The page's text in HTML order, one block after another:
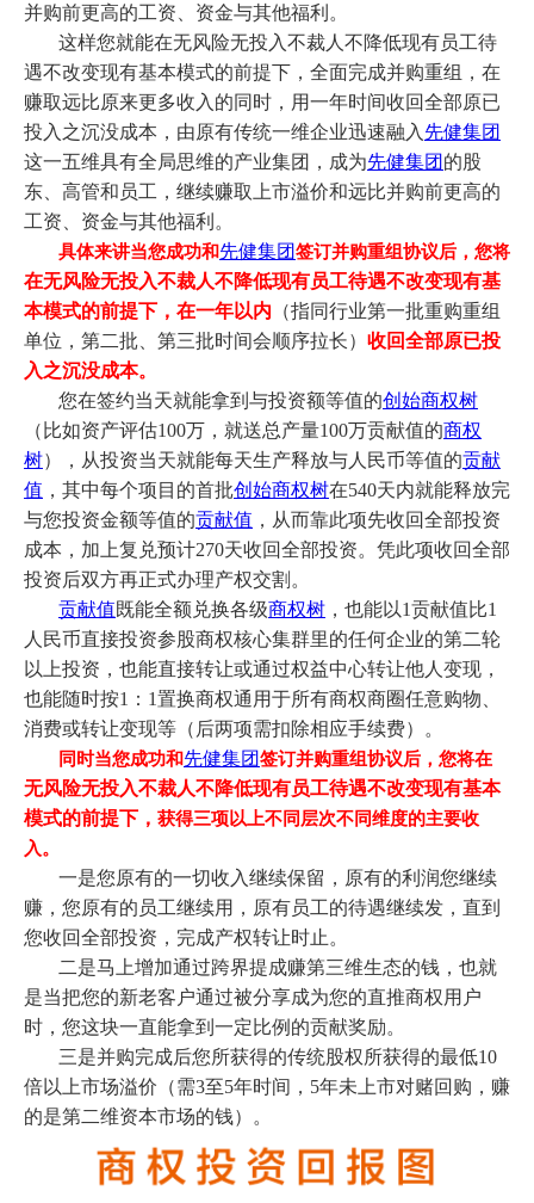
并购前更高的工资、资金与其他福利。
这样您就能在无风险无投入不裁人不降低现有员工待
遇不改变现有基本模式的前提下，全面完成并购重组， 在
赚取远比原来更多收入的同时， 用一年时间收回全部原已
投入之沉没成本，由原有传统一维企业迅速融入 先健集团
这一五维具有全局思维的产业集团，成为先健集团 的股
东、高管和员工，继续赚取上市溢价和远比并购前更高的
工资、资金与其他福利。
具体来讲当您成功和先健集团签订并购重组协议后，您将
在无风险无投入不裁人不降低现有员工待遇不改变现有基
本模式的前提下，在一年以内 （指同行业第一批重购重组
单位，第二批、第三批时间会顺序拉长） 收回全部原已投
入之沉没成本。
您在签约当天就能拿到与投资额等值的创始商权树
（比如资产评估100万，就送总产量100万贡献值的商权
树），从投资当天就能每天生产释放与人民币等值的贡献
值 ，其中每个项目的首批创始商权树在540天内就能释放完
与您投资金额等值的贡献值 ，从而靠此项先收回全部投资
成本，加上复兑预计270天收回全部投资。凭此项收回全部
投资后双方再正式办理产权交割。
贡献值既能全额兑换各级商权树 ，也能以1贡献值比1
人民币直接投资参股商权核心集群里的任何企业的第二轮
以上投资，也能直接转让或通过权益中心转让他人变现，
也能随时按1：1置换商权通用于所有商权商圈任意购物、
消费或转让变现等（后两项需扣除相应手续费）。
同时当您成功和先健集团签订并购重组协议后，您将在
无风险无投入不裁人不降低现有员工待遇不改变现有基本
模式的前提下， 获得三项以上不同层次不同维度的主要收
入。
一是您原有的一切收入继续保留，原有的利润您继续
赚，您原有的员工继续用，原有员工的待遇继续发，直到
您收回全部投资，完成产权转让时止。
二是马上增加通过跨界提成赚第三维生态的钱，也就
是当把您的新老客户通过被分享成为您的直推商权用户
时，您这块一直能拿到一定比例的贡献奖励。
三是并购完成后您所获得的传统股权所获得的最低10
倍以上市场溢价（需3至5年时间，5年未上市对赌回购，赚
的是第二维资本市场的钱）。